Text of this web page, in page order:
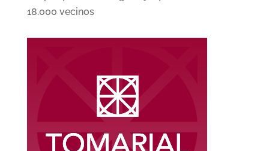
18.000 vecinos